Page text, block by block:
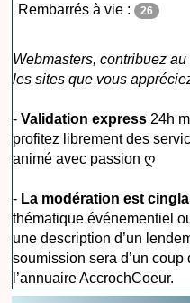
Rembarrés à vie : 26
Webmasters, contribuez
les sites que vous
-Validation express 24h
profitez librement des
animé avec passion ღ
- La modération est
thématique événementiel
une description d’un
soumission sera d’un
l’annuaire AccrochCoeur.